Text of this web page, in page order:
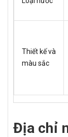
Thiết kế và
màu sắc
Địa chỉ